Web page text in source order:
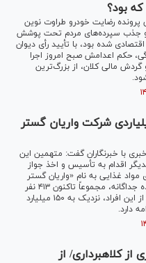
بود؟
پرونده رضایت خودرو طراوت نوین
و جذب سپرده‌های مردم تحت پوشش
شده بود، با تأیید رأی دیوان
۱۳ جلسه رسیدگی، حکم اعدامش صبح امروز اجرا
از ۲۸ هزار شاکی و گردش مالی کلان، از بزرگ‌ترین
پرونده کلاهبرداری ۱۵۰ میلیاردی شرکت واریان گستر
با خبرنگاران گفت: متهمین این
اقدام به تأسیس و اخذ جواز
غذایی به نام «واریان گستر
کیان کار» کردند. تعداد کل شکات در ۲ پرونده جداگانه، مجموعاً تاکنون ۴۱۳ نفر
هستند و کل میزان کلاهبرداری صورت‌گرفته از این افراد، نزدیک به ۱۵۰ میلیارد
دارد.
از کلاهبرداری/ از